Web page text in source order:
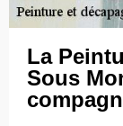
La
Sous